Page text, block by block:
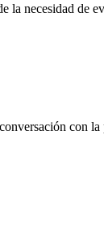
la necesidad de
con